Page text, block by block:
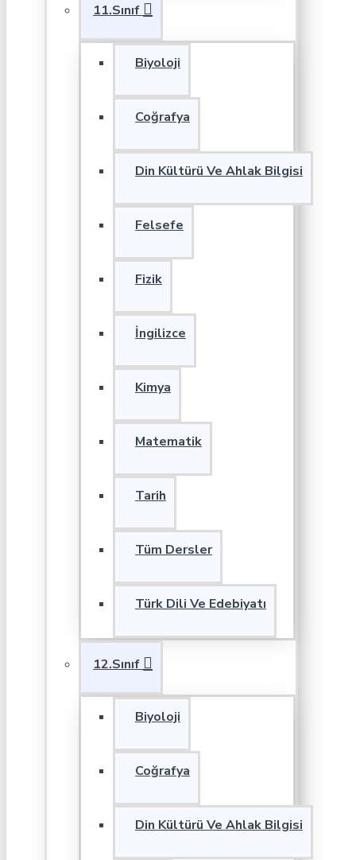
11.Sınıf
Biyoloji
Coğrafya
Din Kültürü Ve Ahlak Bilgisi
Felsefe
Fizik
İngilizce
Kimya
Matematik
Tarih
Tüm Dersler
Türk Dili Ve Edebiyatı
12.Sınıf
Biyoloji
Coğrafya
Din Kültürü Ve Ahlak Bilgisi